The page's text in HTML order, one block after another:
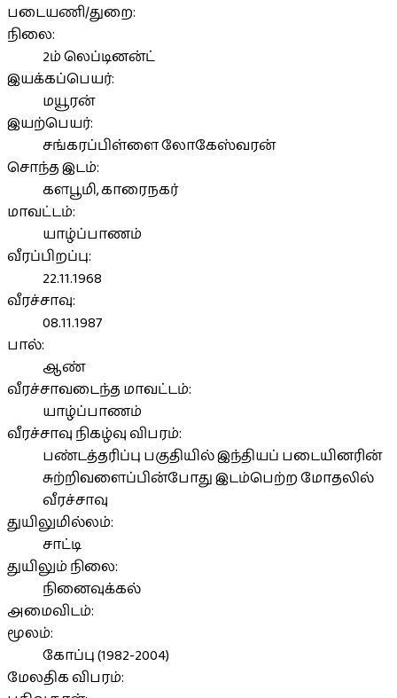
படையணி/துறை:
நிலை:
2ம் லெப்டினன்ட்
இயக்கப்பெயர்:
மயூரன்
இயற்பெயர்:
சங்கரப்பிள்ளை லோகேஸ்வரன்
சொந்த இடம்:
களபூமி, காரைநகர்
மாவட்டம்:
யாழ்ப்பாணம்
வீரப்பிறப்பு:
22.11.1968
வீரச்சாவு:
08.11.1987
பால்:
ஆண்
வீரச்சாவடைந்த மாவட்டம்:
யாழ்ப்பாணம்
வீரச்சாவு நிகழ்வு விபரம்:
பண்டத்தரிப்பு பகுதியில் இந்தியப் படையினரின்
சுற்றிவளைப்பின்போது இடம்பெற்ற மோதலில்
வீரச்சாவு
துயிலுமில்லம்:
சாட்டி
துயிலும் நிலை:
நினைவுக்கல்
அமைவிடம்:
மூலம்:
கோப்பு (1982-2004)
மேலதிக விபரம்: